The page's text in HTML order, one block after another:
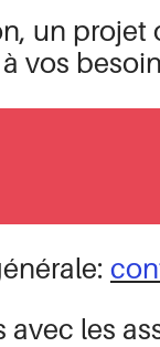
un
vos
avec les